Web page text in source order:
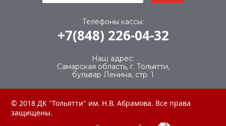
Телефоны кассы:
+7(848) 226-04-32
Наш адрес:
Самарская область, г. Тольятти,
бульвар Ленина, стр. 1
© 2018 ДК "Тольятти" им. Н.В. Абрамова. Все права
защищены.